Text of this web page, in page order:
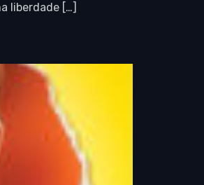
liberdade […]